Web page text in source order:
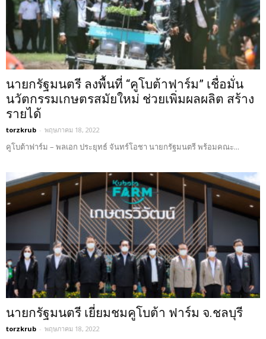
นายกรัฐมนตรี ลงพื้นที่ “คูโบต้าฟาร์ม” เชื่อมั่น
นวัตกรรมเกษตรสมัยใหม่ ช่วยเพิ่มผลผลิต สร้าง
รายได้
torzkrub - พฤษภาคม 18, 2022
คูโบต้าฟาร์ม – พลเอก ประยุทธ์ จันทร์โอชา นายกรัฐมนตรี พร้อมคณะ...
นายกรัฐมนตรี เยี่ยมชมคูโบต้า ฟาร์ม จ.ชลบุรี
torzkrub - พฤษภาคม 18, 2022